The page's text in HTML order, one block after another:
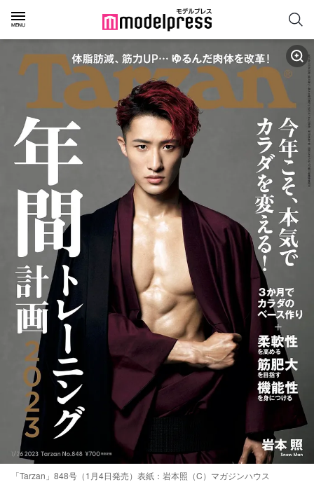
「Tarzan」848号（1月4日発売）表紙：岩本照（C）マガジンハウス